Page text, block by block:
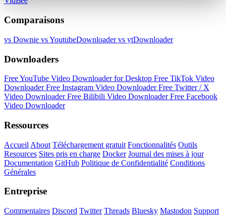
Comparaisons
vs Downie vs YoutubeDownloadervs ytDownloader
Downloaders
Free YouTube Video Downloader for Desktop Free TikTok Video
DownloaderFree Instagram Video DownloaderFree Twitter / X
Video DownloaderFree Bilibili Video DownloaderFree Facebook
Video Downloader
Ressources
Accueil About Téléchargement gratuit Fonctionnalités Outils
Resources Sites pris en charge Docker Journal des mises à jour
Documentation GitHub Politique de Confidentialité Conditions
Générales
Entreprise
Commentaires Discord Twitter Threads Bluesky Mastodon Support